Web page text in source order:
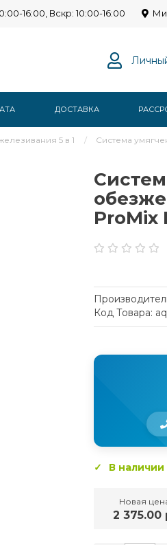
16:00, Вскр: 10:00-16:00
ДОСТАВКА
5 в 1 Система
ProMix
Код Товара:
В наличии
Новая
2 375.00